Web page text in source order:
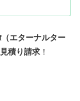
エターナルター
積り請求 ！